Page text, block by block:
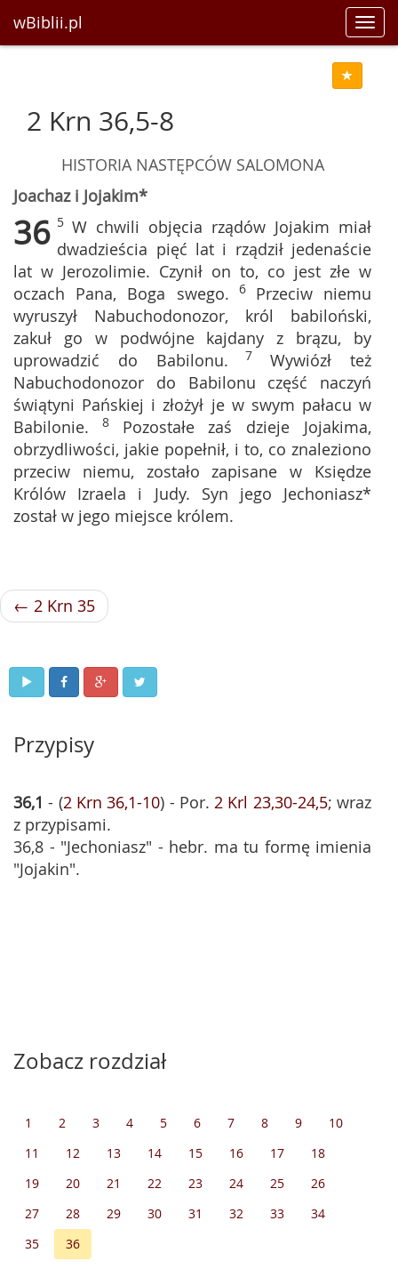
wBiblii.pl
2 Krn 36,5-8
HISTORIA NASTĘPCÓW SALOMONA
Joachaz i Jojakim*
36 5W chwili objęcia rządów Jojakim miał
dwadzieścia pięć lat i rządził jedenaście
lat w Jerozolimie. Czynił on to, co jest złe w
oczach Pana, Boga swego. 6 Przeciw niemu
wyruszył Nabuchodonozor, król babiloński,
zakuł go w podwójne kajdany z brązu, by
uprowadzić do Babilonu. 7Wywiózł też
Nabuchodonozor do Babilonu część naczyń
świątyni Pańskiej i złożył je w swym pałacu w
Babilonie. 8 Pozostałe zaś dzieje Jojakima,
obrzydliwości, jakie popełnił, i to, co znaleziono
przeciw niemu, zostało zapisane w Księdze
Królów Izraela i Judy. Syn jego Jechoniasz*
został w jego miejsce królem.
← 2 Krn 35
Przypisy
36,1 - (2 Krn 36,1-10) - Por.2 Krl 23,30-24,5; wraz
z przypisami.
36,8 - "Jechoniasz" - hebr. ma tu formę imienia
"Jojakin".
Zobacz rozdział
1 2 3 4 5 6 7 8 9
10
11
12 13 14 15 16 17
18
19
20 21 22 23 24 25
26
27
28 29 30 31 32 33
34
35
36